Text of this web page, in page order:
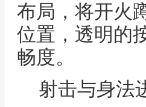
布局，将开火
位置，透明的
畅度。
射击与身法